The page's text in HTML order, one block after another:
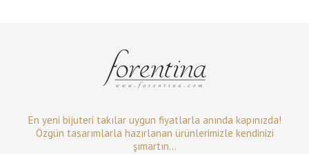
En yeni bijuteri takılar uygun fiyatlarla anında kapınızda!
Özgün tasarımlarla hazırlanan ürünlerimizle kendinizi
şımartın...